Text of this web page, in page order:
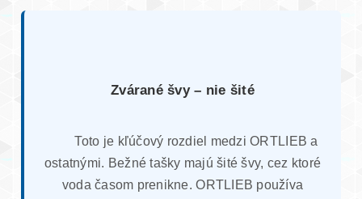
Zvárané švy – nie šité
Toto je kľúčový rozdiel medzi ORTLIEB a
ostatnými. Bežné tašky majú šité švy, cez ktoré
voda časom prenikne. ORTLIEB používa